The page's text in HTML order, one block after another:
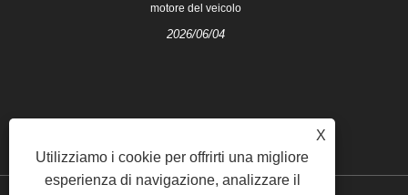
motore del veicolo
2026/06/04
X
Utilizziamo i cookie per offrirti una migliore
esperienza di navigazione, analizzare il